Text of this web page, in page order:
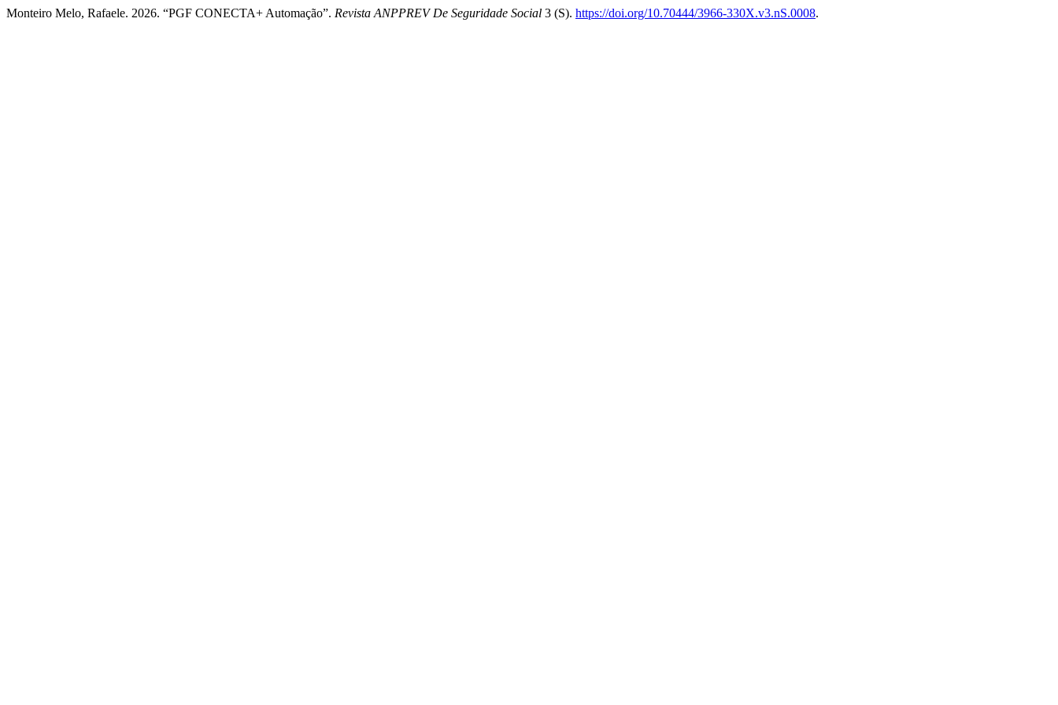
Monteiro Melo, Rafaele. 2026. “PGF CONECTA+ Automação”. Revista ANPPREV De Seguridade Social 3 (S). https://doi.org/10.70444/3966-330X.v3.nS.0008.